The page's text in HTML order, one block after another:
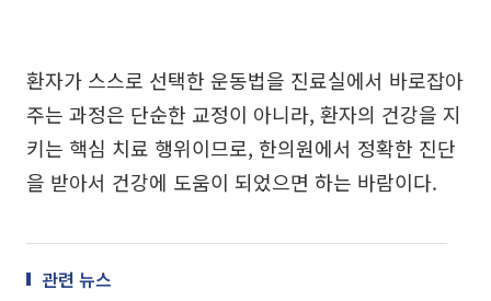
환자가 스스로 선택한 운동법을 진료실에서 바로잡아
주는 과정은 단순한 교정이 아니라, 환자의 건강을 지
키는 핵심 치료 행위이므로, 한의원에서 정확한 진단
을 받아서 건강에 도움이 되었으면 하는 바람이다.
관련 뉴스